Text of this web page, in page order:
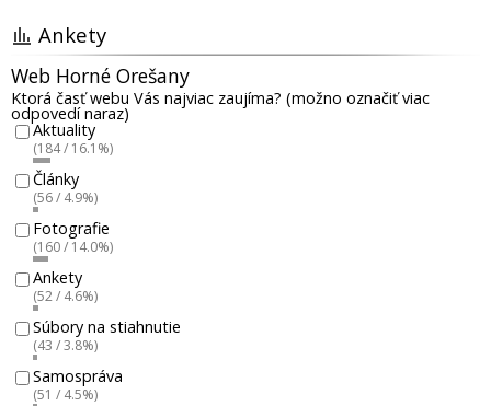
Ankety
Web Horné Orešany
Ktorá časť webu Vás najviac zaujíma? (možno označiť viac
odpovedí naraz)
Aktuality
(184 / 16.1%)
Články
(56 / 4.9%)
Fotografie
(160 / 14.0%)
Ankety
(52 / 4.6%)
Súbory na stiahnutie
(43 / 3.8%)
Samospráva
(51 / 4.5%)